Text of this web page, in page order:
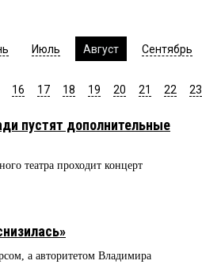
Июль Август Сентябрь
16 17 18 19 20 21 22 23
пустят дополнительные
театра проходит концерт
а авторитетом Владимира